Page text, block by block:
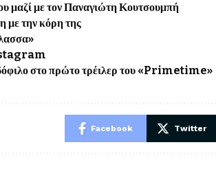
μαζί με τον Παναγιώτη Κουτσουμπή
την κόρη της
στο πρώτο τρέιλερ του «Primetime»
Facebook Twitter